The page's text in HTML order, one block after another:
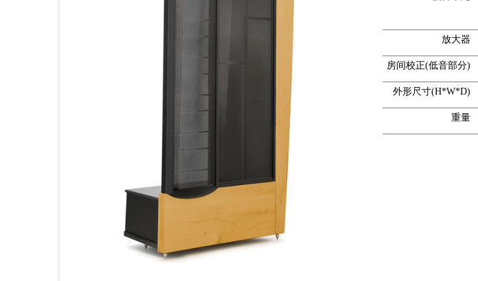
放大器
房间校正(低音部分)
外形尺寸(H*W*D)
重量